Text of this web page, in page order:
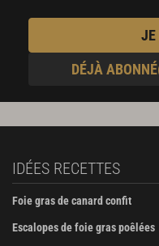
JE
DÉJÀ
IDÉES RECETTES
Foie gras de canard confit
Escalopes de foie gras poêlées